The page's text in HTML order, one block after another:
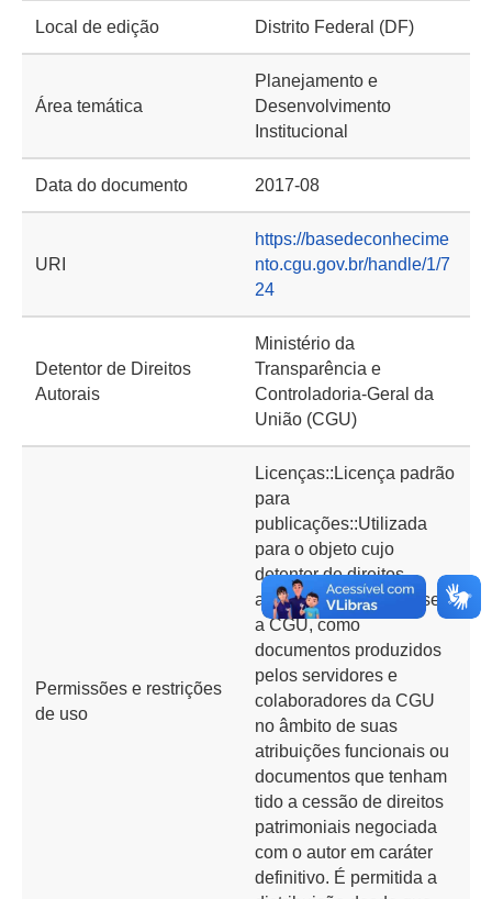
Local de edição Distrito Federal (DF)
Área temática
Planejamento e
Desenvolvimento
Institucional
Data do documento 2017-08
URI
https://basedeconhecime
nto.cgu.gov.br/handle/1/7
24
Detentor de Direitos
Autorais
Ministério da
Transparência e
Controladoria-Geral da
União (CGU)
Permissões e restrições
de uso
Licenças::Licença padrão
para
publicações::Utilizada
para o objeto cujo
detentor de direitos
autorais patrimoniais seja
a CGU, como
documentos produzidos
pelos servidores e
colaboradores da CGU
no âmbito de suas
atribuições funcionais ou
documentos que tenham
tido a cessão de direitos
patrimoniais negociada
com o autor em caráter
definitivo. É permitida a